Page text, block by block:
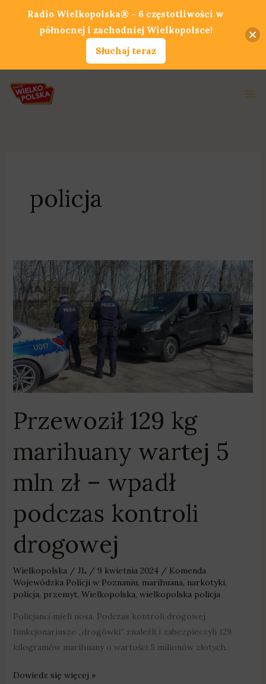
policja
Przewoził 129 kg
marihuany wartej 5
mln zł – wpadł
podczas kontroli
drogowej
Wielkopolska/ JL / 9 kwietnia 2024 / Komenda
Wojewódzka Policji w Poznaniu, marihuana, narkotyki,
policja, przemyt, Wielkopolska, wielkopolska policja
Policjanci mieli nosa. Podczas kontroli drogowej
funkcjonariusze „drogówki” znaleźli i zabezpieczyli 129
kilogramów marihuany o wartości 5 milionów złotych.
Przewoził
129
kg
marihuany
wartej
5
mln
zł
–
podczas
drogowej
Dowiedz się więcej »
Radio Wielkopolska® - 6 częstotliwości w
północnej i zachodniej Wielkopolsce!
Słuchaj teraz